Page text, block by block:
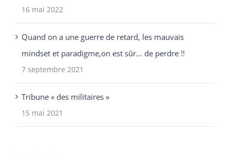
16 mai 2022
Quand on a une guerre de retard, les mauvais
mindset et paradigme,on est sûr… de perdre !!
7 septembre 2021
Tribune « des militaires »
15 mai 2021